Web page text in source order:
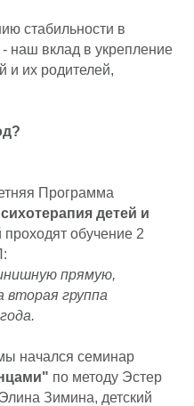
стабильности в
- наш вклад в укрепление
и их родителей,
Программа
детей и
проходят обучение 2
прямую,
вторая группа
начался семинар
по методу Эстер
Зимина, детский